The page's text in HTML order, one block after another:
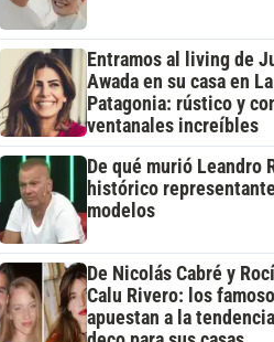
Entramos al living de
Awada en su casa en La
Patagonia: rústico y
ventanales increíbles
De qué murió Leandro
histórico
modelos
De Nicolás Cabré y
Calu Rivero: los
apuestan a la